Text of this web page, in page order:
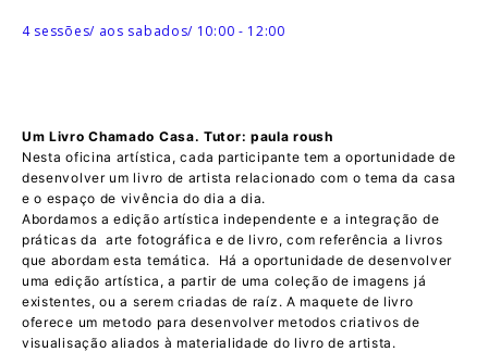
4 sessões/ aos sabados/ 10:00 - 12:00
Um Livro Chamado Casa. Tutor: paula roush
Nesta oficina artística, cada participante tem a oportunidade de
desenvolver um livro de artista relacionado com o tema da casa
e o espaço de vivência do dia a dia.
Abordamos a edição artística independente e a integração de
práticas da arte fotográfica e de livro, com referência a livros
que abordam esta temática. Há a oportunidade de desenvolver
uma edição artística, a partir de uma coleção de imagens já
existentes, ou a serem criadas de raíz. A maquete de livro
oferece um metodo para desenvolver metodos criativos de
visualisação aliados à materialidade do livro de artista.